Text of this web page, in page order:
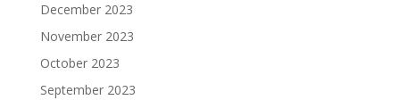
December 2023
November 2023
October 2023
September 2023